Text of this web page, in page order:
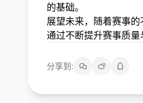
的基础。
展望未来，随着赛事
通过不断提升赛事质量
分享到: